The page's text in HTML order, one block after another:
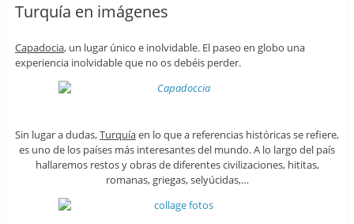
Turquía en imágenes
Capadocia, un lugar único e inolvidable. El paseo en globo una
experiencia inolvidable que no os debéis perder.
Sin lugar a dudas,Turquíaen lo que a referencias históricas se refiere,
es uno de los países más interesantes del mundo. A lo largo del país
hallaremos restos y obras de diferentes civilizaciones, hititas,
romanas, griegas, selyúcidas,…